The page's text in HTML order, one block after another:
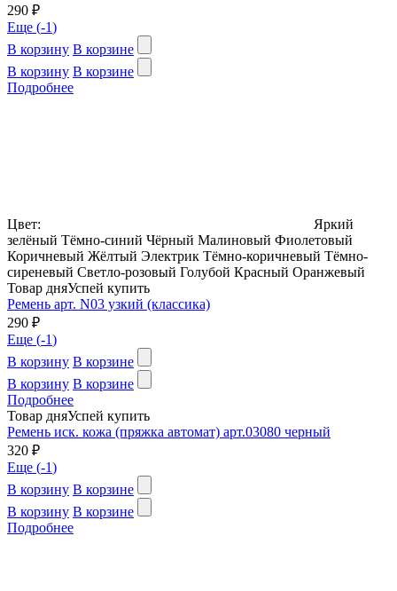
290 ₽
Еще (-1)
В корзину В корзине
В корзину В корзине
Подробнее
Цвет:
Яркий
зелёный Тёмно-синий Чёрный Малиновый Фиолетовый
Коричневый Жёлтый Электрик Тёмно-коричневый Тёмно-
сиреневый Светло-розовый Голубой Красный Оранжевый
Товар дняУспей купить
Ремень арт. N03 узкий (классика)
290 ₽
Еще (-1)
В корзину В корзине
В корзину В корзине
Подробнее
Товар дняУспей купить
Ремень иск. кожа (пряжка автомат) арт.03080 черный
320 ₽
Еще (-1)
В корзину В корзине
В корзину В корзине
Подробнее